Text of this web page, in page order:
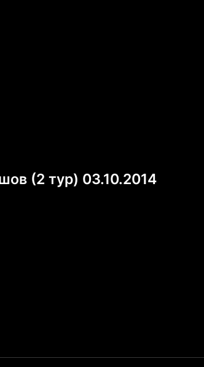
(2 тур) 03.10.2014